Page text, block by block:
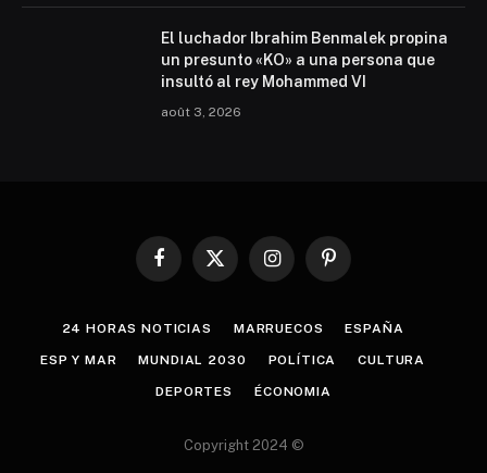
El luchador Ibrahim Benmalek propina
un presunto «KO» a una persona que
insultó al rey Mohammed VI
août 3, 2026
Facebook
X
InstagramPinterest
24 HORAS NOTICIAS MARRUECOS ESPAÑA
ESP Y MAR MUNDIAL 2030 POLÍTICA CULTURA
DEPORTES ÉCONOMIA
Copyright 2024 ©